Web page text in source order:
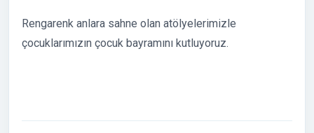
Rengarenk anlara sahne olan atölyelerimizle
çocuklarımızın çocuk bayramını kutluyoruz.